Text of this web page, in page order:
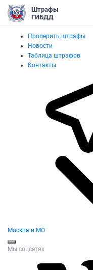
Штрафы
ГИБДД
Проверить штрафы
Новости
Таблица штрафов
Контакты
Москва и МО
Мы соцсетях